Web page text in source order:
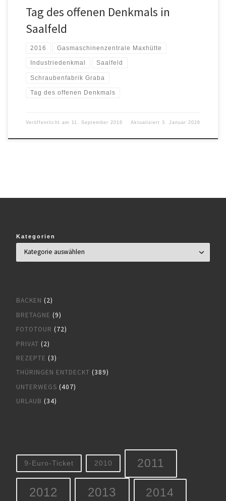
Tag des offenen Denkmals in
Saalfeld
2016 Gasmaschinenzentrale Maxhütte
Industriedenkmal Saalfeld
Schraubenfabrik Graba
Tag des offenen Denkmals
Veröffentlicht am 11. September 2016 Aktualisiert 3. Januar 2026
Kategorien
BACKEN (2)
BRETAGNE (9)
FOTOTOUR (72)
PRIVAT (2)
REZEPTE (3)
THÜRINGEN ENTDECKT (389)
UNTERWEGS (407)
URLAUB (34)
9-Euro-Ticket 2010 2011
2012 2013 2014